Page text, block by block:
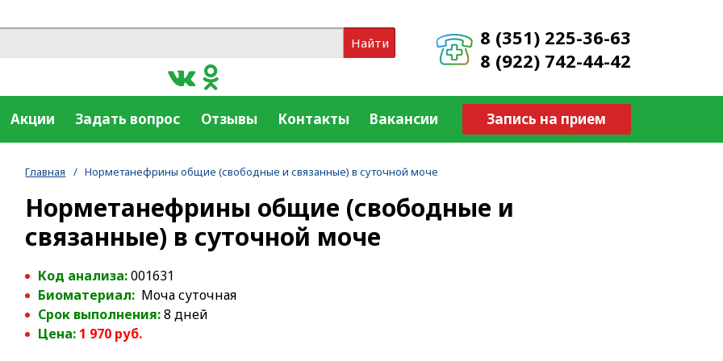
8 (351) 225-36-63
8 (922) 742-44-42
Найти
Запись на прием
Акции Задать вопрос Отзывы Контакты Вакансии
Главная / Норметанефрины общие (свободные и связанные) в суточной моче
Норметанефрины общие (свободные и
связанные) в суточной моче
Код анализа:001631
Биоматериал: Моча суточная
Срок выполнения:8 дней
Цена: 1 970 руб.